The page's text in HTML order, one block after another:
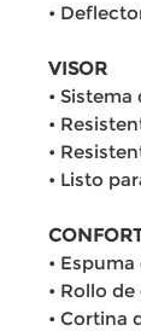
•
VISOR
•
•
•
• Listo
•
• Rollo
• Cortina